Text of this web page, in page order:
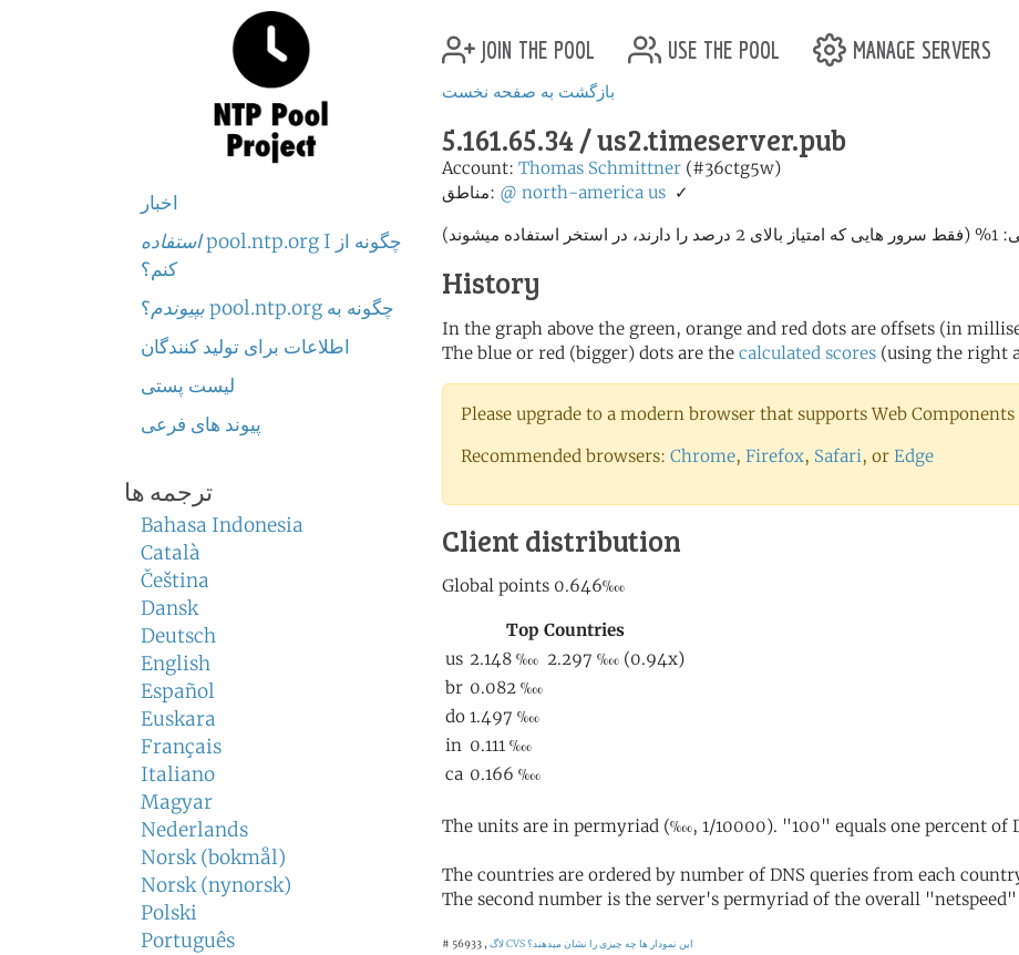
اخبار
چگونه از pool.ntp.org I
استفاده
کنم؟
چگونه به pool.ntp.org
بپیوندم؟
اطلاعات برای تولید کنندگان
لیست پستی
پیوند های فرعی
ترجمه ها
Bahasa Indonesia
Català
Čeština
Dansk
Deutsch
English
Español
Euskara
Français
Italiano
Magyar
Nederlands
Norsk (bokmål)
Norsk (nynorsk)
Polski
Português
join the pool use the pool manage servers
بازگشت به صفحه نخست
5.161.65.34 / us2.timeserver.pub
Account: Thomas Schmittner (#36ctg5w)
مناطق: @ north-america us ✓
میشوند)
History
In the graph above the green, orange and red dots are offsets (in
The blue or red (bigger) dots are the calculated scores (using the right
Please upgrade to a modern browser that supports Web
Recommended browsers: Chrome, Firefox, Safari, or Edge
Client distribution
The units are in permyriad (‱, 1/10000). "100" equals one percent of
The countries are ordered by number of DNS queries from each
The second number is the server's permyriad of the overall
# 56933 , لاگ CVSاین نمودار ها چه چیزی را نشان میدهند؟